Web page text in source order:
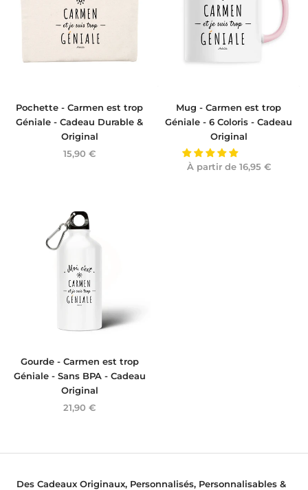
Pochette - Carmen est trop
Géniale - Cadeau Durable &
Original
15,90 €
Mug - Carmen est trop
Géniale - 6 Coloris - Cadeau
Original
À partir de 16,95 €
Gourde - Carmen est trop
Géniale - Sans BPA - Cadeau
Original
21,90 €
Des Cadeaux Originaux, Personnalisés, Personnalisables &